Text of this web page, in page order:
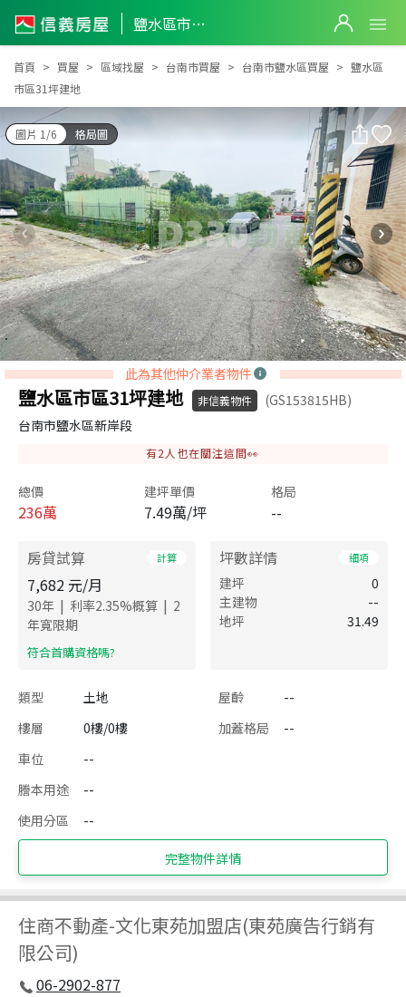
鹽水區市區31坪建地
鹽水區市區31坪建地
首頁 買屋 區域找屋 台南市買屋 台南市鹽水區買屋
鹽水區
市區31坪建地
圖片 1/6 格局圖
此為其他仲介業者物件
鹽水區市區31坪建地 非信義物件
(GS153815HB)
台南市鹽水區新岸段
有2 人也在關注這間👀
總價
236萬
建坪單價
7.49萬/坪
格局
--
房貸試算 計算
7,682 元/月
30年 | 利率2.35%概算 | 2
年寬限期
​符合首購資格嗎?
坪數詳情 細項
建坪
0
主建物
--
地坪
31.49
類型 土地 屋齡
--
樓層
0樓/0樓 加蓋格局
--
車位
--
謄本用途
--
使用分區
--
完整物件詳情
住商不動產-文化東苑加盟店(東苑廣告行銷有
限公司)
06-2902-877